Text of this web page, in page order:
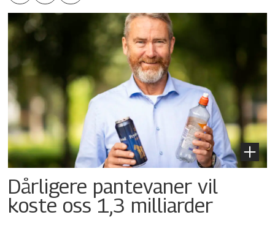
Dårligere pantevaner vil
koste oss 1,3 milliarder